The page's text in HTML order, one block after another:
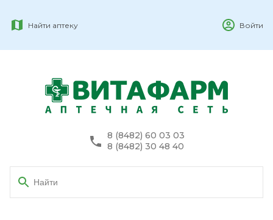
Найти аптеку Войти
8 (8482) 60 03 03
8 (8482) 30 48 40